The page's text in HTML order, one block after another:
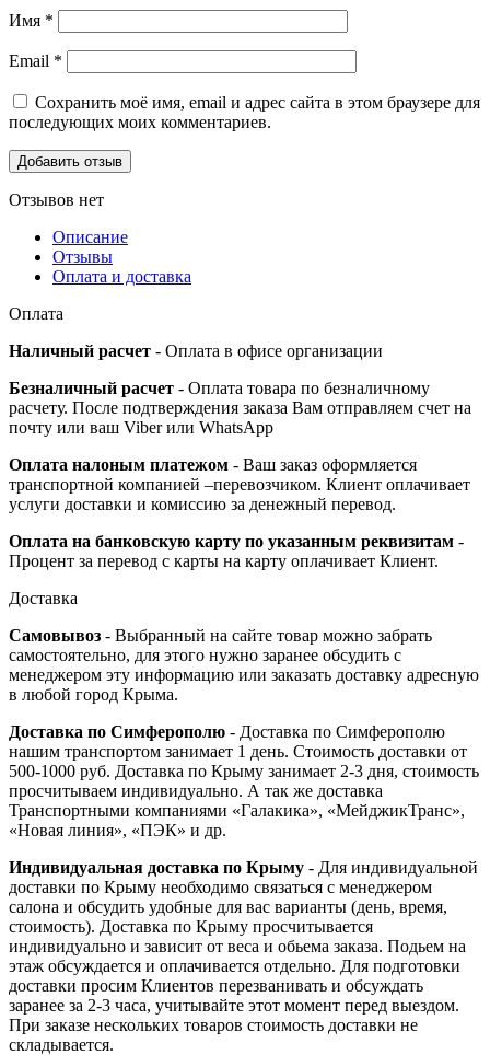
Имя *
Email *
Сохранить моё имя, email и адрес сайта в этом браузере для
последующих моих комментариев.
Отзывов нет
Описание
Отзывы
Оплата и доставка
Оплата
Наличный расчет - Оплата в офисе организации
Безналичный расчет - Оплата товара по безналичному
расчету. После подтверждения заказа Вам отправляем счет на
почту или ваш Viber или WhatsApp
Оплата налоным платежом - Ваш заказ оформляется
транспортной компанией –перевозчиком. Клиент оплачивает
услуги доставки и комиссию за денежный перевод.
Оплата на банковскую карту по указанным реквизитам -
Процент за перевод с карты на карту оплачивает Клиент.
Доставка
Самовывоз - Выбранный на сайте товар можно забрать
самостоятельно, для этого нужно заранее обсудить с
менеджером эту информацию или заказать доставку адресную
в любой город Крыма.
Доставка по Симферополю - Доставка по Симферополю
нашим транспортом занимает 1 день. Стоимость доставки от
500-1000 руб. Доставка по Крыму занимает 2-3 дня, стоимость
просчитываем индивидуально. А так же доставка
Транспортными компаниями «Галакика», «МейджикТранс»,
«Новая линия», «ПЭК» и др.
Индивидуальная доставка по Крыму - Для индивидуальной
доставки по Крыму необходимо связаться с менеджером
салона и обсудить удобные для вас варианты (день, время,
стоимость). Доставка по Крыму просчитывается
индивидуально и зависит от веса и обьема заказа. Подьем на
этаж обсуждается и оплачивается отдельно. Для подготовки
доставки просим Клиентов перезванивать и обсуждать
заранее за 2-3 часа, учитывайте этот момент перед выездом.
При заказе нескольких товаров стоимость доставки не
складывается.